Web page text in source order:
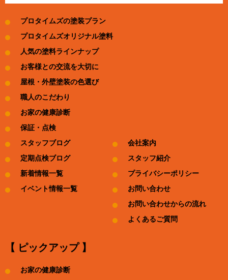
プロタイムズの塗装プラン
プロタイムズオリジナル塗料
人気の塗料ラインナップ
お客様との交流を大切に
屋根・外壁塗装の色選び
職人のこだわり
お家の健康診断
保証・点検
スタッフブログ
定期点検ブログ
新着情報一覧
イベント情報一覧
会社案内
スタッフ紹介
プライバシーポリシー
お問い合わせ
お問い合わせからの流れ
よくあるご質問
【 ピックアップ 】
お家の健康診断